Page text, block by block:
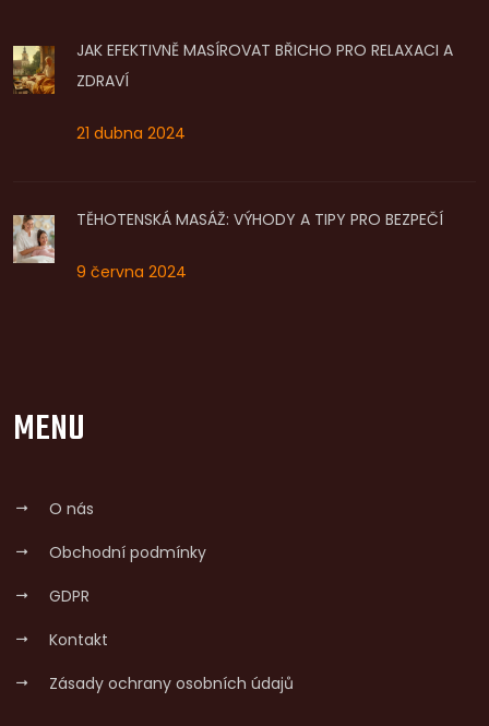
JAK EFEKTIVNĚ MASÍROVAT BŘICHO PRO RELAXACI A
ZDRAVÍ
21 dubna 2024
TĚHOTENSKÁ MASÁŽ: VÝHODY A TIPY PRO BEZPEČÍ
9 června 2024
MENU
O nás
Obchodní podmínky
GDPR
Kontakt
Zásady ochrany osobních údajů